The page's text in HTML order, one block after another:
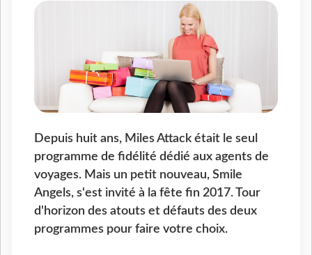
Depuis huit ans, Miles Attack était le seul
programme de fidélité dédié aux agents de
voyages. Mais un petit nouveau, Smile
Angels, s'est invité à la fête fin 2017. Tour
d'horizon des atouts et défauts des deux
programmes pour faire votre choix.